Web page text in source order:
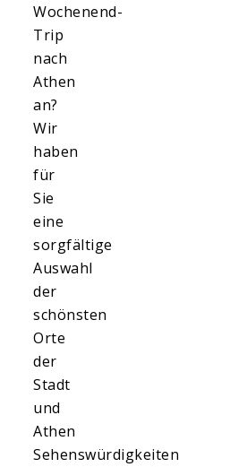
Wochenend-
Trip
nach
Athen
an?
Wir
haben
für
Sie
eine
sorgfältige
Auswahl
der
schönsten
Orte
der
Stadt
und
Athen
Sehenswürdigkeiten